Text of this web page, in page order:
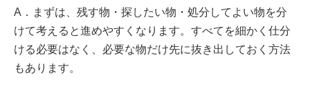
A．まずは、残す物・探したい物・処分してよい物を分
けて考えると進めやすくなります。すべてを細かく仕分
ける必要はなく、必要な物だけ先に抜き出しておく方法
もあります。